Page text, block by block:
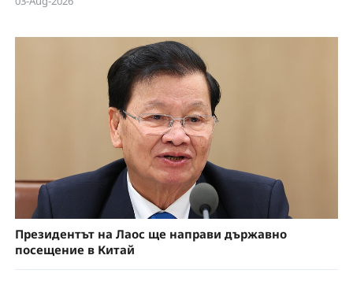
Президентът на Лаос ще направи държавно
посещение в Китай